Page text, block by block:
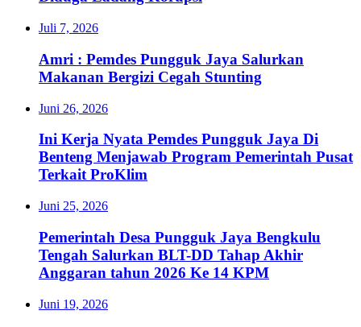
Juli 7, 2026
Amri : Pemdes Pungguk Jaya Salurkan
Makanan Bergizi Cegah Stunting
Juni 26, 2026
Ini Kerja Nyata Pemdes Pungguk Jaya Di
Benteng Menjawab Program Pemerintah Pusat
Terkait ProKlim
Juni 25, 2026
Pemerintah Desa Pungguk Jaya Bengkulu
Tengah Salurkan BLT-DD Tahap Akhir
Anggaran tahun 2026 Ke 14 KPM
Juni 19, 2026